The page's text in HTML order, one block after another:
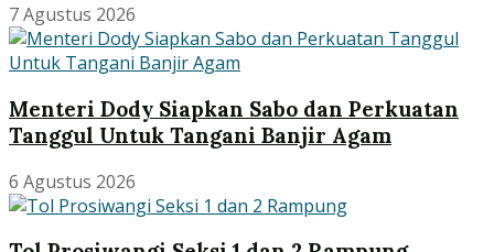
7 Agustus 2026
Menteri Dody Siapkan Sabo dan Perkuatan
Tanggul Untuk Tangani Banjir Agam
6 Agustus 2026